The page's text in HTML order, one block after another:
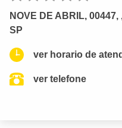
NOVE DE ABRIL,
SP
ver horario de
ver telefone